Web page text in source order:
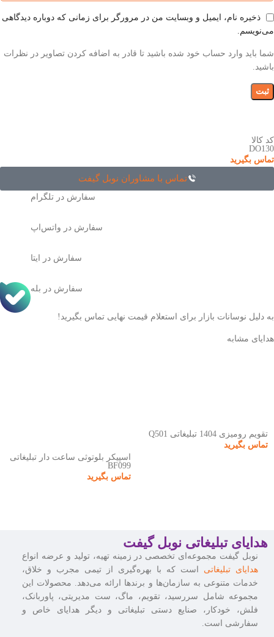
ذخیره نام، ایمیل و وبسایت من در مرورگر برای زمانی که دوباره دیدگاهی
می‌نویسم.
شما باید وارد حساب خود شده باشید تا قادر به اضافه کردن تصاویر در نظرات
باشید.
کد کالا
DO130
تماس بگیرید
تماس با مشاوران نوبل گیفت
سفارش در تلگرام
سفارش در واتس‌اپ
سفارش در ایتا
سفارش در بله
به دلیل نوسانات بازار برای استعلام قیمت نهایی تماس بگیرید!
هدایای مشابه
تقویم رومیزی 1404 تبلیغاتی Q501
تماس بگیرید
اسپیکر بلوتوثی ساعت دار تبلیغاتی
BF099
تماس بگیرید
هدایای تبلیغاتی نوبل گیفت
نوبل گیفت مجموعه‌ای تخصصی در زمینه تهیه، تولید و عرضه انواع
هدایای تبلیغاتی است که با بهره‌گیری از تیمی مجرب و خلاق،
خدمات متنوعی به سازمان‌ها و برندها ارائه می‌دهد. محصولات این
مجموعه شامل سررسید، تقویم، ماگ، ست مدیریتی، پاوربانک،
فلش، خودکار، صنایع دستی تبلیغاتی و دیگر هدایای خاص و
سفارشی است.